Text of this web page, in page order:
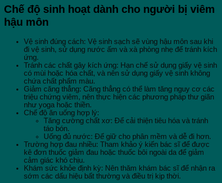
Chế độ sinh hoạt dành cho người bị viêm
hậu môn
Vệ sinh đúng cách: Vệ sinh sạch sẽ vùng hậu môn sau khi
đi vệ sinh, sử dụng nước ấm và xà phòng nhẹ để tránh kích
ứng.
Tránh các chất gây kích ứng: Hạn chế sử dụng giấy vệ sinh
có mùi hoặc hóa chất, và nên sử dụng giấy vệ sinh không
chứa chất phẩm màu.
Giảm căng thẳng: Căng thẳng có thể làm tăng nguy cơ các
triệu chứng viêm, nên thực hiện các phương pháp thư giãn
như yoga hoặc thiền.
Chế độ ăn uống hợp lý:
Tăng cường chất xơ: Để cải thiện tiêu hóa và tránh
táo bón.
Uống đủ nước: Để giữ cho phân mềm và dễ đi hơn.
Trường hợp đau nhiều: Tham khảo ý kiến bác sĩ để được
kê đơn thuốc giảm đau hoặc thuốc bôi ngoài da để giảm
cảm giác khó chịu.
Khám sức khỏe định kỳ: Nên thăm khám bác sĩ để nhận ra
sớm các dấu hiệu bất thường và điều trị kịp thời.